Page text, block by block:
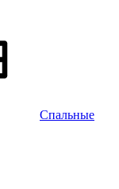
Спальные